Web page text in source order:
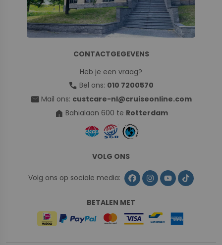
CONTACTGEGEVENS
Heb je een vraag?
call Bel ons: 010 7200570
mail Mail ons: custcare-nl@cruiseonline.com
home Bahialaan 600 te Rotterdam
VOLG ONS
Volg ons op sociale media:
BETALEN MET